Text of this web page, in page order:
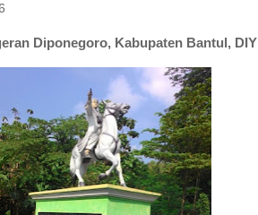
Diponegoro, Kabupaten Bantul, DIY